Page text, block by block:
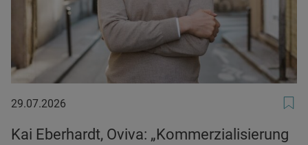
29.07.2026
29.07.2026
Kai Eberhardt, Oviva: „Kommerzialisierung